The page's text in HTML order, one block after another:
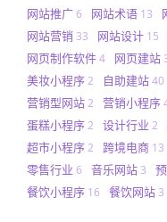
网站推广6 网站术语 13
网站营销 33 网站设计 15
网页制作软件4 网页建站
美妆小程序2 自助建站40
营销型网站2 营销小程序
蛋糕小程序2 设计行业 2
超市小程序2 跨境电商 13
零售行业 6 音乐网站 3
餐饮小程序 16 餐饮网站 3